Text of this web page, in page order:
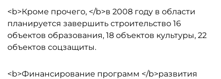
<b>Кроме прочего, </b>в 2008 году в области
планируется завершить строительство 16
объектов образования, 18 объектов культуры, 22
объектов соцзащиты.
<b>Финансирование программ </b>развития